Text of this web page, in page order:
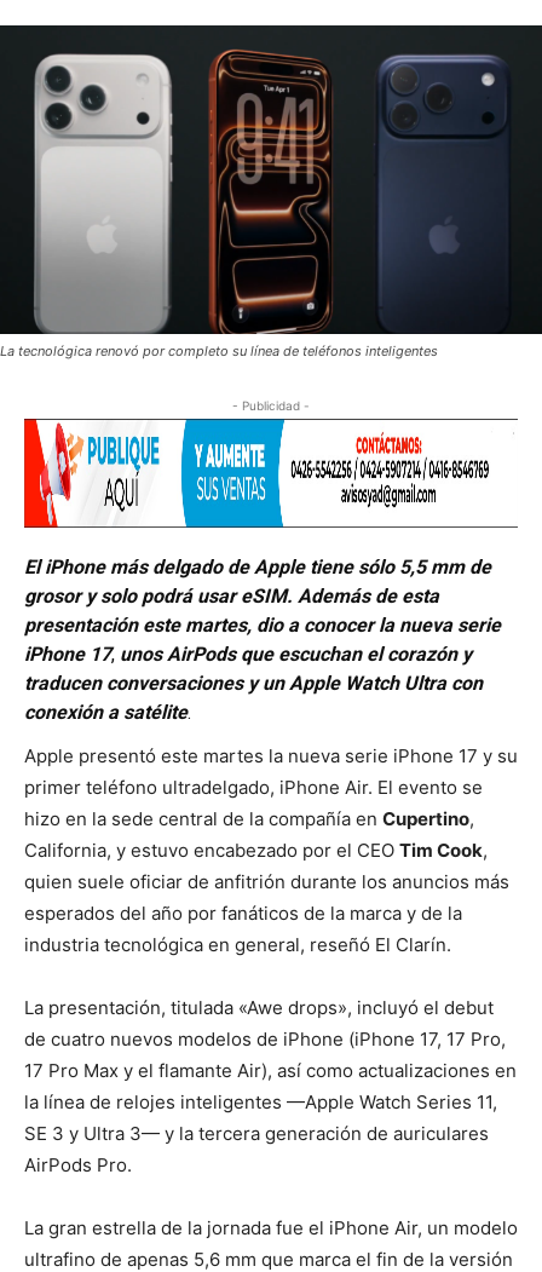
La tecnológica renovó por completo su línea de teléfonos inteligentes
- Publicidad -
El iPhone más delgado de Apple tiene sólo 5,5 mm de
grosor y solo podrá usar eSIM. Además de esta
presentación este martes, dio a conocer la nueva serie
iPhone 17, unos AirPods que escuchan el corazón y
traducen conversaciones y un Apple Watch Ultra con
conexión a satélite.
Apple presentó este martes la nueva serie iPhone 17 y su
primer teléfono ultradelgado, iPhone Air. El evento se
hizo en la sede central de la compañía en Cupertino,
California, y estuvo encabezado por el CEO Tim Cook,
quien suele oficiar de anfitrión durante los anuncios más
esperados del año por fanáticos de la marca y de la
industria tecnológica en general, reseñó El Clarín.
La presentación, titulada «Awe drops», incluyó el debut
de cuatro nuevos modelos de iPhone (iPhone 17, 17 Pro,
17 Pro Max y el flamante Air), así como actualizaciones en
la línea de relojes inteligentes —Apple Watch Series 11,
SE 3 y Ultra 3— y la tercera generación de auriculares
AirPods Pro.
La gran estrella de la jornada fue el iPhone Air, un modelo
ultrafino de apenas 5,6 mm que marca el fin de la versión